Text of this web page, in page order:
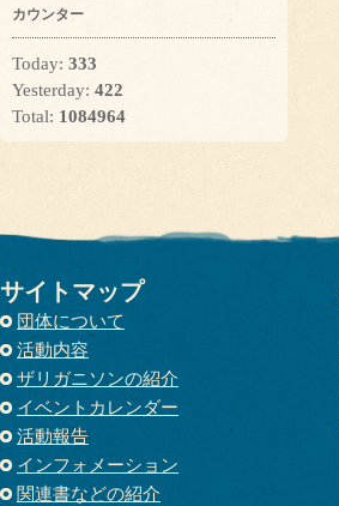
カウンター
Today: 333
Yesterday: 422
Total: 1084964
サイトマップ
団体について
活動内容
ザリガニソンの紹介
イベントカレンダー
活動報告
インフォメーション
関連書などの紹介